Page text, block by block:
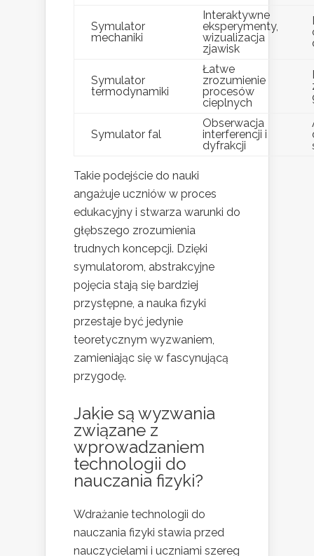
Symulator
mechaniki
Interaktywne
eksperymenty,
wizualizacja
zjawisk
Symulator
termodynamiki
Łatwe
zrozumienie
procesów
cieplnych
Symulator fal
Obserwacja
interferencji i
dyfrakcji
Takie podejście do nauki
angażuje uczniów w proces
edukacyjny i stwarza warunki do
głębszego zrozumienia
trudnych koncepcji. Dzięki
symulatorom, abstrakcyjne
pojęcia stają się bardziej
przystępne, a nauka fizyki
przestaje być jedynie
teoretycznym wyzwaniem,
zamieniając się w fascynującą
przygodę.
Jakie są wyzwania
związane z
wprowadzaniem
technologii do
nauczania fizyki?
Wdrażanie technologii do
nauczania fizyki stawia przed
nauczycielami i uczniami szereg